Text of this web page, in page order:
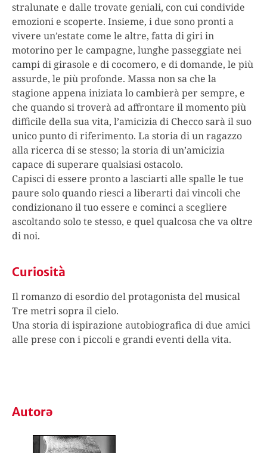
stralunate e dalle trovate geniali, con cui condivide
emozioni e scoperte. Insieme, i due sono pronti a
vivere un’estate come le altre, fatta di giri in
motorino per le campagne, lunghe passeggiate nei
campi di girasole e di cocomero, e di domande, le più
assurde, le più profonde. Massa non sa che la
stagione appena iniziata lo cambierà per sempre, e
che quando si troverà ad affrontare il momento più
difficile della sua vita, l’amicizia di Checco sarà il suo
unico punto di riferimento. La storia di un ragazzo
alla ricerca di se stesso; la storia di un’amicizia
capace di superare qualsiasi ostacolo.
Capisci di essere pronto a lasciarti alle spalle le tue
paure solo quando riesci a liberarti dai vincoli che
condizionano il tuo essere e cominci a scegliere
ascoltando solo te stesso, e quel qualcosa che va oltre
di noi.
Curiosità
Il romanzo di esordio del protagonista del musical
Tre metri sopra il cielo.
Una storia di ispirazione autobiografica di due amici
alle prese con i piccoli e grandi eventi della vita.
Autorə